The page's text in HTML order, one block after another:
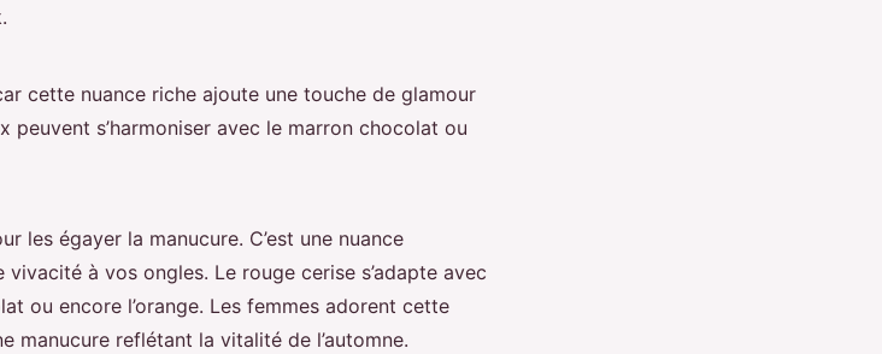
cette nuance riche ajoute une touche de glamour
peuvent s’harmoniser avec le marron chocolat ou
les égayer la manucure. C’est une nuance
à vos ongles. Le rouge cerise s’adapte avec
ou encore l’orange. Les femmes adorent cette
manucure reflétant la vitalité de l’automne.